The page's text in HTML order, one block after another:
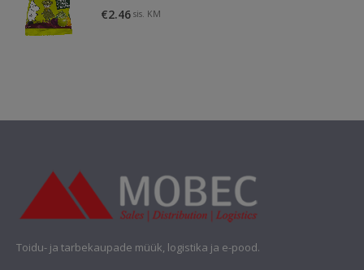
€2.46 sis. KM
Toidu- ja tarbekaupade müük, logistika ja e-pood.